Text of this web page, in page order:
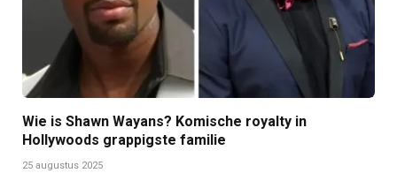
Wie is Shawn Wayans? Komische royalty in
Hollywoods grappigste familie
25 augustus 2025